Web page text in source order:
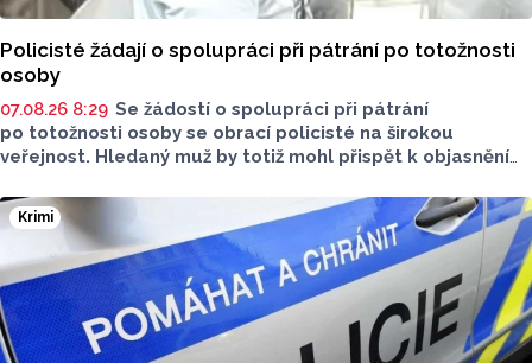
Policisté žádají o spolupráci při pátrání po totožnosti
osoby
07.08.26 8:29 Se žádostí o spolupráci při pátrání
po totožnosti osoby se obrací policisté na širokou
veřejnost. Hledaný muž by totiž mohl přispět k objasnění
Krimi